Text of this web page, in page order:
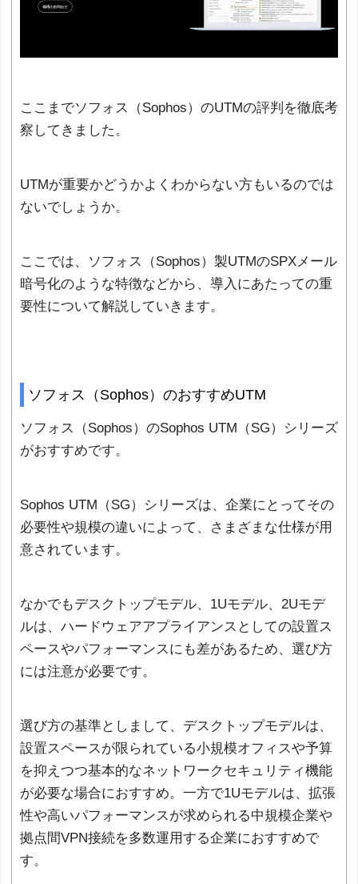
ここまでソフォス（Sophos）のUTMの評判を徹底考
察してきました。
UTMが重要かどうかよくわからない方もいるのでは
ないでしょうか。
ここでは、ソフォス（Sophos）製UTMのSPXメール
暗号化のような特徴などから、導入にあたっての重
要性について解説していきます。
ソフォス（Sophos）のおすすめUTM
ソフォス（Sophos）のSophos UTM（SG）シリーズ
がおすすめです。
Sophos UTM（SG）シリーズは、企業にとってその
必要性や規模の違いによって、さまざまな仕様が用
意されています。
なかでもデスクトップモデル、1Uモデル、2Uモデ
ルは、ハードウェアアプライアンスとしての設置ス
ペースやパフォーマンスにも差があるため、選び方
には注意が必要です。
選び方の基準としまして、デスクトップモデルは、
設置スペースが限られている小規模オフィスや予算
を抑えつつ基本的なネットワークセキュリティ機能
が必要な場合におすすめ。一方で1Uモデルは、拡張
性や高いパフォーマンスが求められる中規模企業や
拠点間VPN接続を多数運用する企業におすすめで
す。